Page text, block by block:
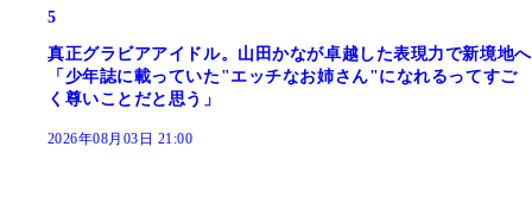
5
真正グラビアアイドル。山田かなが卓越した表現力で新境地へ
「少年誌に載っていた"エッチなお姉さん"になれるってすご
く尊いことだと思う」
2026年08月03日 21:00